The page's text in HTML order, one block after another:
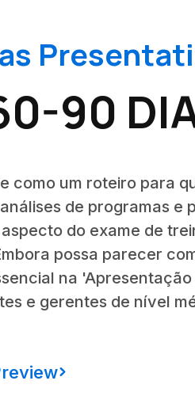
90
como um roteiro para
de programas e
do exame de
possa parecer
na
e gerentes de nível